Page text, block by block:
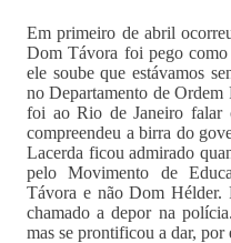
Em primeiro de abril
Dom Távora foi pego
ele soube que estávamos
no Departamento de
foi ao Rio de Janeiro falar
compreendeu a birra do
Lacerda ficou admirado
pelo Movimento de
Távora e não Dom
chamado a depor na
mas se prontificou a dar,